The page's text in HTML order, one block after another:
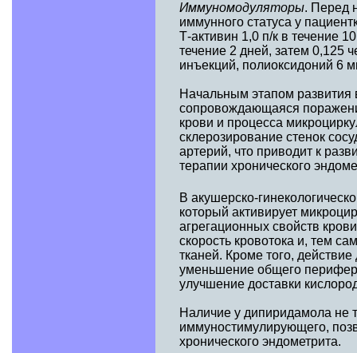
Иммуномодуляторы. Перед
иммунного статуса у
Т-активин 1,0 п/к в течение
течение 2 дней, затем 0,125
инъекций, полиоксидоний 6
Начальным этапом развития
сопровождающаяся
крови и процесса
склерозирование стенок
артерий, что приводит к
терапии хронического
В акушерско-
который активирует
агрегационных свойств
скорость кровотока и, тем
тканей. Кроме того,
уменьшение общего
улучшение доставки
Наличие у дипиридамола не
иммуностимулирующего,
хронического эндометрита.